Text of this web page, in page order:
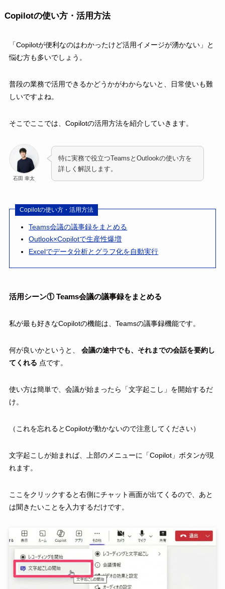
Copilotの使い方・活用方法
「Copilotが便利なのはわかったけど活用イメージが湧かない」と
悩む方も多いでしょう。
普段の業務で活用できるかどうかがわからないと、日常使いも難
しいですよね。
そこでここでは、Copilotの活用方法を紹介していきます。
石田 幸太
特に実務で役立つTeamsとOutlookの使い方を
詳しく解説します。
Copilotの使い方・活用方法
Teams会議の議事録をまとめる
Outlook×Copilotで生産性爆増
Excelでデータ分析とグラフ化を自動実行
活用シーン① Teams会議の議事録をまとめる
私が最も好きなCopilotの機能は、Teamsの議事録機能です。
何が良いかというと、 会議の途中でも、それまでの会話を要約し
てくれる 点です。
使い方は簡単で、会議が始まったら「文字起こし」を開始するだ
け。
（これを忘れるとCopilotが動かないので注意してください）
文字起こしが始まれば、上部のメニューに「Copilot」ボタンが現
れます。
ここをクリックすると右側にチャット画面が出てくるので、あと
は聞きたいことを入力するだけです。